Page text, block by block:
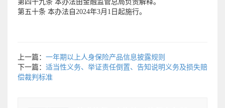
第四十九条 本办法由金融监管总局负责解释。
第五十条 本办法自2024年3月1日起施行。
上一篇： 一年期以上人身保险产品信息披露规则
下一篇： 适当性义务、举证责任倒置、告知说明义务及损失赔
偿裁判标准